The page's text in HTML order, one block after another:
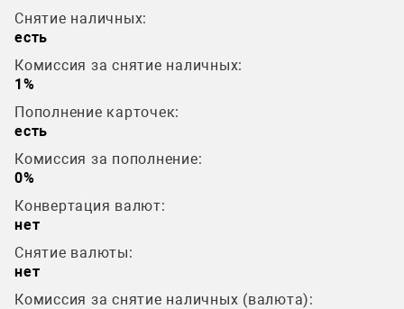
Снятие наличных:
есть
Комиссия за снятие наличных:
1%
Пополнение карточек:
есть
Комиссия за пополнение:
0%
Конвертация валют:
нет
Снятие валюты:
нет
Комиссия за снятие наличных (валюта):